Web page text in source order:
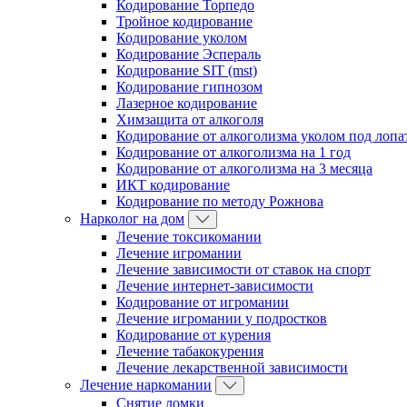
Кодирование Торпедо
Тройное кодирование
Кодирование уколом
Кодирование Эспераль
Кодирование SIT (mst)
Кодирование гипнозом
Лазерное кодирование
Химзащита от алкоголя
Кодирование от алкоголизма уколом под
Кодирование от алкоголизма на 1 год
Кодирование от алкоголизма на 3 месяца
ИКТ кодирование
Кодирование по методу Рожнова
Нарколог на дом
Лечение токсикомании
Лечение игромании
Лечение зависимости от ставок на спорт
Лечение интернет-зависимости
Кодирование от игромании
Лечение игромании у подростков
Кодирование от курения
Лечение табакокурения
Лечение лекарственной зависимости
Лечение наркомании
Снятие ломки